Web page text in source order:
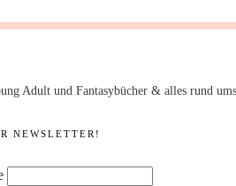
Adult und Fantasybücher & alles rund
NEWSLETTER!